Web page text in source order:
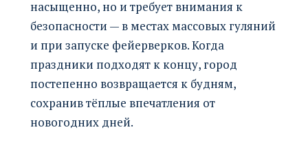
насыщенно, но и требует внимания к
безопасности — в местах массовых гуляний
и при запуске фейерверков. Когда
праздники подходят к концу, город
постепенно возвращается к будням,
сохранив тёплые впечатления от
новогодних дней.